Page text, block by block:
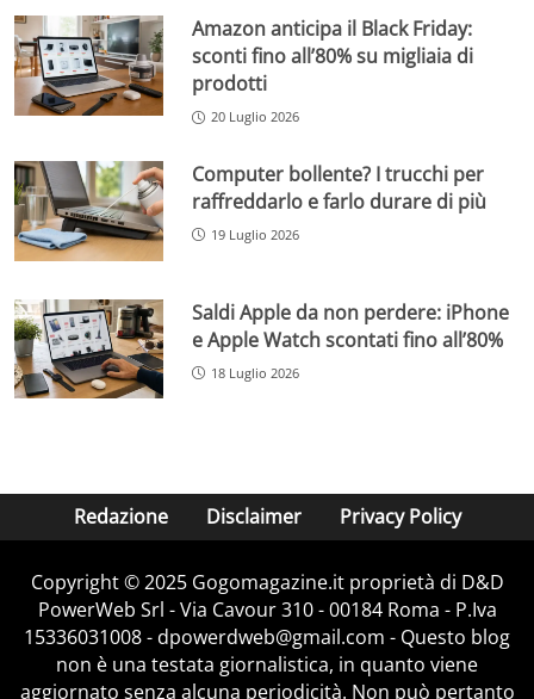
Amazon anticipa il Black Friday:
sconti fino all’80% su migliaia di
prodotti
20 Luglio 2026
Computer bollente? I trucchi per
raffreddarlo e farlo durare di più
19 Luglio 2026
Saldi Apple da non perdere: iPhone
e Apple Watch scontati fino all’80%
18 Luglio 2026
Redazione Disclaimer Privacy Policy
Copyright © 2025 Gogomagazine.it proprietà di D&D
PowerWeb Srl - Via Cavour 310 - 00184 Roma - P.Iva
15336031008 - dpowerdweb@gmail.com - Questo blog
non è una testata giornalistica, in quanto viene
aggiornato senza alcuna periodicità. Non può pertanto